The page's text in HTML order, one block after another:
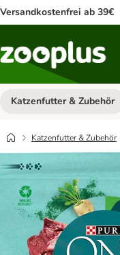
Versandkostenfrei ab 39€
Katzenfutter & Zubehör
Katzenfutter & Zubehör